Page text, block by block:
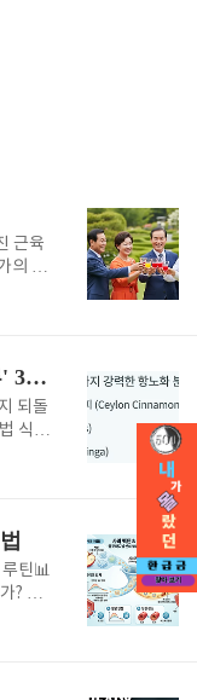
근육
의 정
여러
원권
는 놀
단백
에 비
명하
흰머리까지 되돌리는 '기적의 가루' 3가지
되돌
식품
과학
리
을 가
'몸
을 되
못 먹
틴📊
? 30
결국